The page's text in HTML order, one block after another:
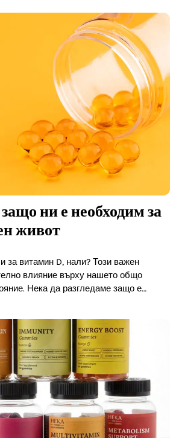
ни е необходим за
живот
за витамин D, нали? Този важен
влияние върху нашето общо
Нека да разгледаме защо е